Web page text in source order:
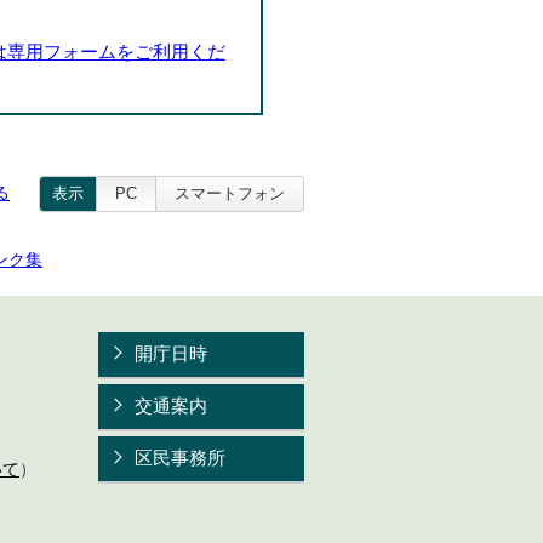
用フォームをご利用くだ
表示 PC スマートフォン
ク集
）
開庁日時
交通案内
区民事務所